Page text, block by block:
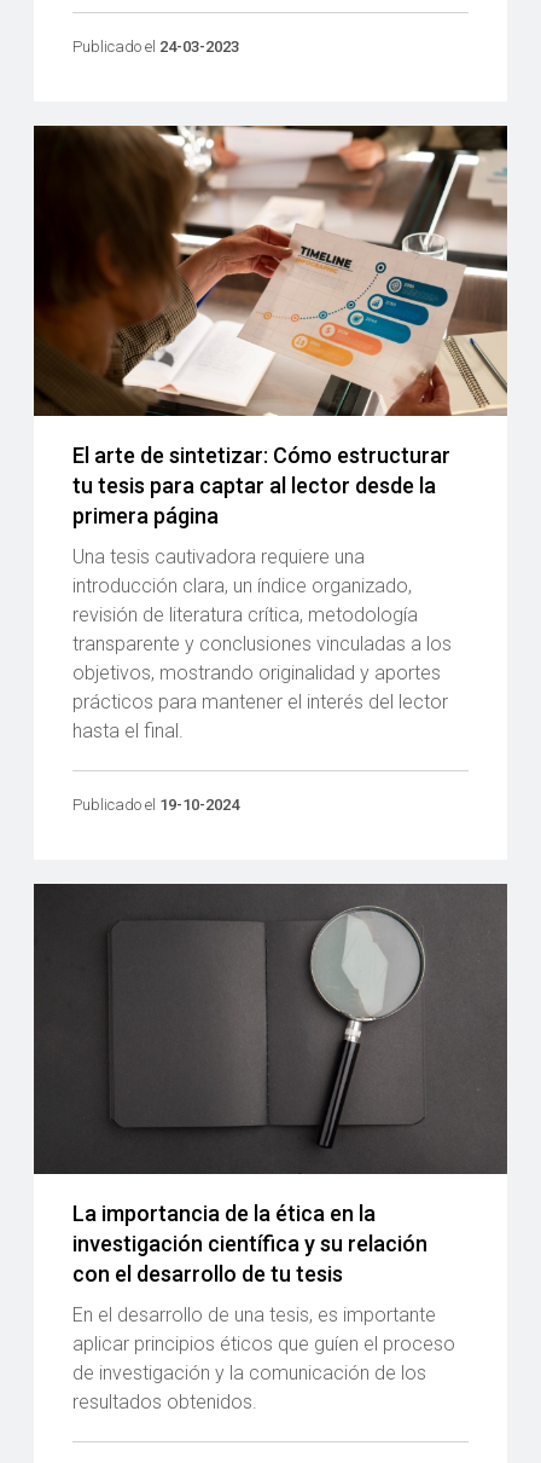
Publicado el 24-03-2023
El arte de sintetizar: Cómo estructurar
tu tesis para captar al lector desde la
primera página
Una tesis cautivadora requiere una
introducción clara, un índice organizado,
revisión de literatura crítica, metodología
transparente y conclusiones vinculadas a los
objetivos, mostrando originalidad y aportes
prácticos para mantener el interés del lector
hasta el final.
Publicado el 19-10-2024
La importancia de la ética en la
investigación científica y su relación
con el desarrollo de tu tesis
En el desarrollo de una tesis, es importante
aplicar principios éticos que guíen el proceso
de investigación y la comunicación de los
resultados obtenidos.